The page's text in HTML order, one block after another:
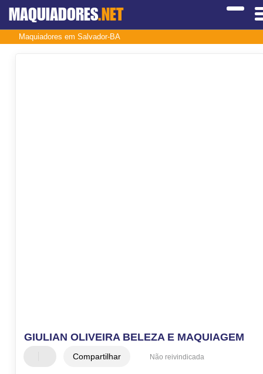
MAQUIADORES.NET
Maquiadores em Salvador-BA
GIULIAN OLIVEIRA BELEZA E MAQUIAGEM
Compartilhar Não reivindicada